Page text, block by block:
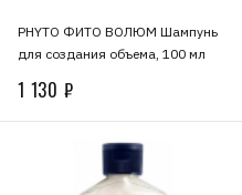
PHYTO ФИТО ВОЛЮМ Шампунь
для создания объема, 100 мл
1 130 ₽